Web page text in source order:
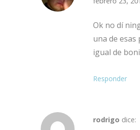
Ok no dí
una de
igual de
Responder
rodrigo dice: